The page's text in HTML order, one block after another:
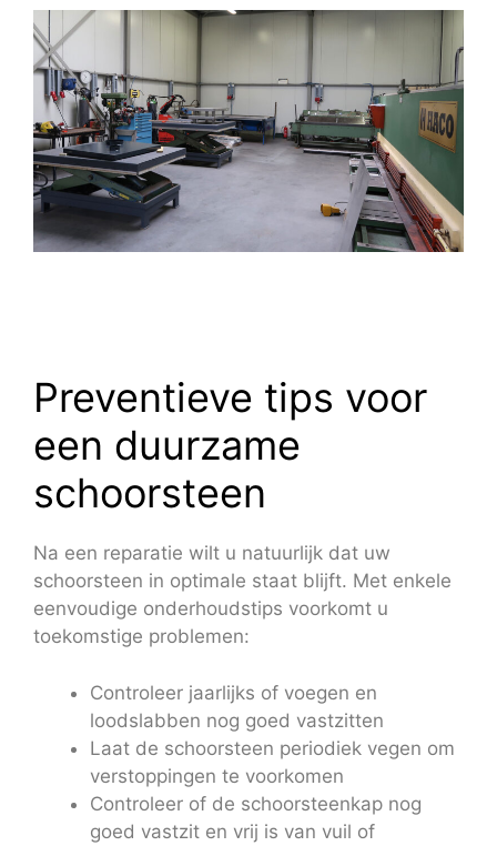
Preventieve tips voor
een duurzame
schoorsteen
Na een reparatie wilt u natuurlijk dat uw
schoorsteen in optimale staat blijft. Met enkele
eenvoudige onderhoudstips voorkomt u
toekomstige problemen:
Controleer jaarlijks of voegen en
loodslabben nog goed vastzitten
Laat de schoorsteen periodiek vegen om
verstoppingen te voorkomen
Controleer of de schoorsteenkap nog
goed vastzit en vrij is van vuil of